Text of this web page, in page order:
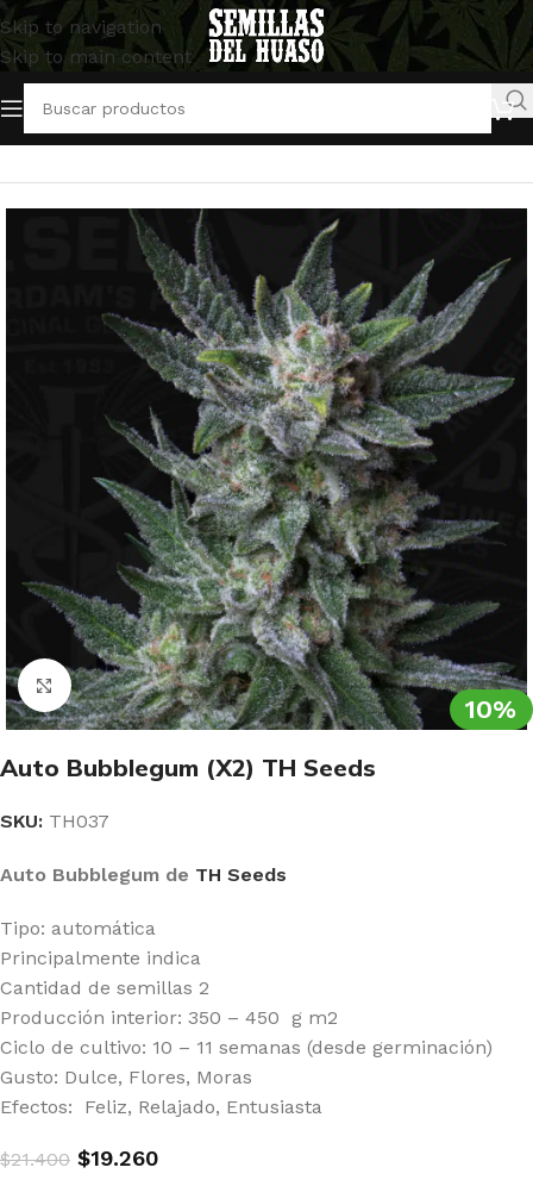
Skip to navigation
Skip to main content
Inicio/Semillas Autoflorecientes/TH Seeds
10%
Clic para ampliar
Auto Bubblegum (X2) TH Seeds
SKU: TH037
Auto Bubblegum de TH Seeds
Tipo: automática
Principalmente indica
Cantidad de semillas 2
Producción interior: 350 – 450 g m2
Ciclo de cultivo: 10 – 11 semanas (desde germinación)
Gusto: Dulce, Flores, Moras
Efectos: Feliz, Relajado, Entusiasta
$21.400 $19.260